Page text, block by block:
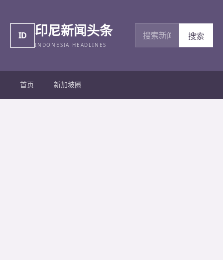
ID 印尼新闻头条
INDONESIA HEADLINES
搜索新闻
搜索
首页 新加坡圈